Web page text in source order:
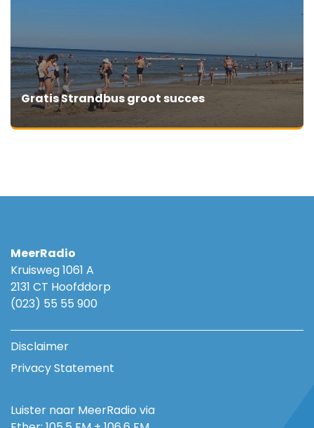
Gratis Strandbus groot succes
MeerRadio
Kruisweg 1061 A
2131 CT Hoofddorp
(023) 55 55 900
Disclaimer
Privacy Statement
Luister naar MeerRadio via